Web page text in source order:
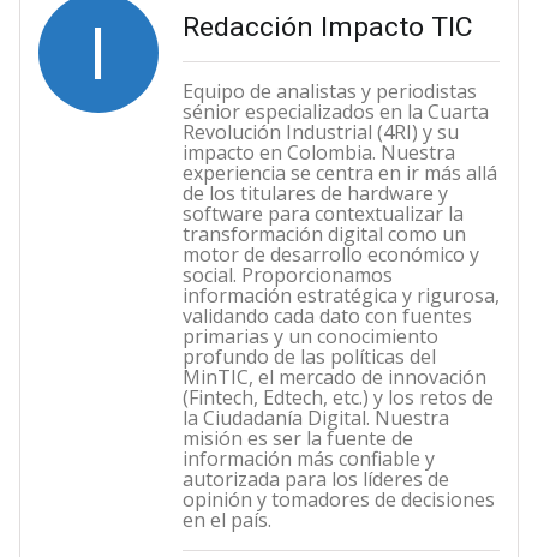
I Redacción Impacto TIC
Equipo de analistas y periodistas
sénior especializados en la Cuarta
Revolución Industrial (4RI) y su
impacto en Colombia. Nuestra
experiencia se centra en ir más allá
de los titulares de hardware y
software para contextualizar la
transformación digital como un
motor de desarrollo económico y
social. Proporcionamos
información estratégica y rigurosa,
validando cada dato con fuentes
primarias y un conocimiento
profundo de las políticas del
MinTIC, el mercado de innovación
(Fintech, Edtech, etc.) y los retos de
la Ciudadanía Digital. Nuestra
misión es ser la fuente de
información más confiable y
autorizada para los líderes de
opinión y tomadores de decisiones
en el país.